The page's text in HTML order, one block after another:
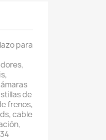
para
de
frenos,
cable